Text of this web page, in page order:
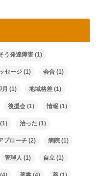
う発達障害(1)
セージ(1) 会合(1)
月 (1) 地域格差(1)
後援会(1) 情報 (1)
治った (1)
プローチ(2) 病院(1)
管理人 (1) 自立(1)